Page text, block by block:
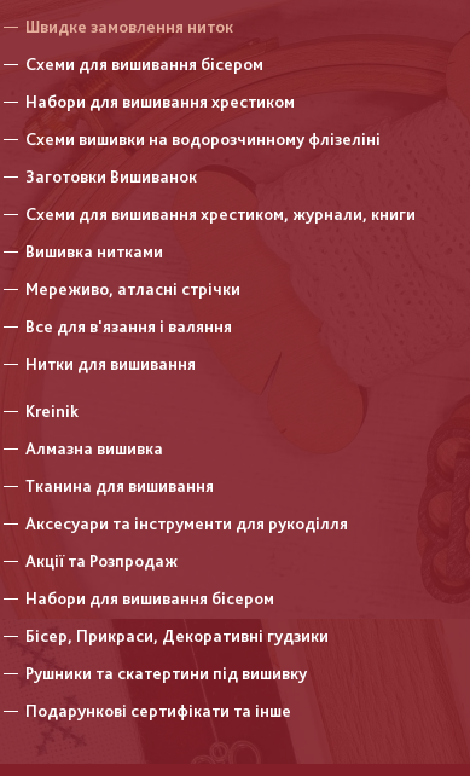
Швидке замовлення ниток
Схеми для вишивання бісером
Набори для вишивання хрестиком
Схеми вишивки на водорозчинному флізеліні
Заготовки Вишиванок
Схеми для вишивання хрестиком, журнали, книги
Вишивка нитками
Мереживо, атласні стрічки
Все для в'язання і валяння
Нитки для вишивання
Kreinik
Алмазна вишивка
Тканина для вишивання
Аксесуари та інструменти для рукоділля
Акції та Розпродаж
Набори для вишивання бісером
Бісер, Прикраси, Декоративні гудзики
Рушники та скатертини під вишивку
Подарункові сертифікати та інше